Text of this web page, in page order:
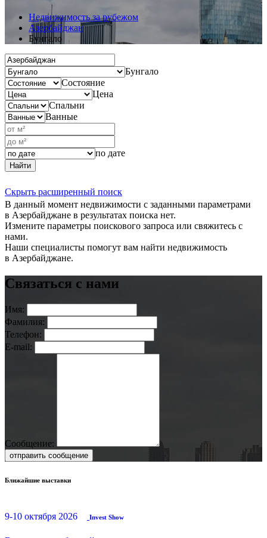
Недвижимость за рубежом
Азербайджан
Бунгало
Бунгало
Состояние
Цена
Спальни
Ванные
по дате
Найти
Скрыть расширенный поиск
В данный момент недвижимости с заданными параметрами
в Азербайджане в результатах поиска нет.
Измените параметры поискового запроса или свяжитесь с
нами.
Наши специалисты помогут вам найти недвижимость
в Азербайджане.
Связаться с нами
Имя:
Фамилия:
Телефон:
E-mail:
Сообщение:
отправить сообщение
Ближайшие выставки
9-10 октября 2026 Invest Show